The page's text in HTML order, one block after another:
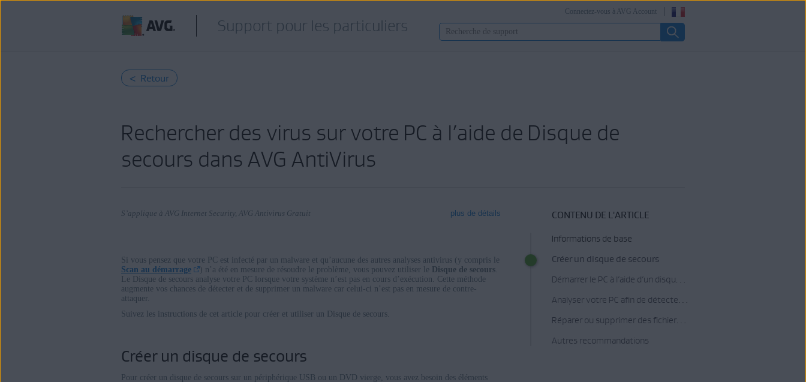
Support pour les particuliers
Connectez-vous à AVG Account
< Retour
Rechercher des virus sur votre PC à l’aide de Disque de
secours dans AVG AntiVirus
S’applique à AVG Internet Security, AVG Antivirus Gratuit plus de détails
Produits:
AVG Internet Security
AVG Antivirus Gratuit
Si vous pensez que votre PC est infecté par un malware et qu’aucune des autres analyses antivirus (y compris le
Scan au démarrage
) n’a été en mesure de résoudre le problème, vous pouvez utiliser le Disque de secours.
Le Disque de secours analyse votre PC lorsque votre système n’est pas en cours d’exécution. Cette méthode
augmente vos chances de détecter et de supprimer un malware car celui-ci n’est pas en mesure de contre-
attaquer.
Suivez les instructions de cet article pour créer et utiliser un Disque de secours.
Créer un disque de secours
Pour créer un disque de secours sur un périphérique USB ou un DVD vierge, vous avez besoin des éléments
CONTENU DE L'ARTICLE
Informations de base
Créer un disque de secours
Démarrer le PC à l’aide d’un disque de secours
Analyser votre PC afin de détecter des virus
Réparer ou supprimer des fichiers infectés
Autres recommandations